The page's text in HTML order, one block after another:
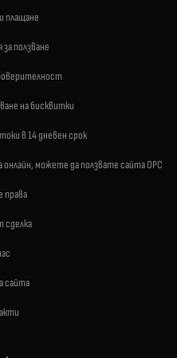
плащане
ползване
на бисквитки
в 14 дневен срок
онлайн, можете да ползвате сайта ОРС
права
сделка
сайта